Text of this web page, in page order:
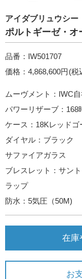
アイダブリュウシー
ポルトギーゼ・オ
品番：IW501707
価格：4,868,600円(税
ムーヴメント：IWC
パワーリザーブ：168
ケース：18Kレッド
ダイヤル：ブラック
サファイアガラス
ブレスレット：サン
ラップ
防水：5気圧（50M)
在庫
お